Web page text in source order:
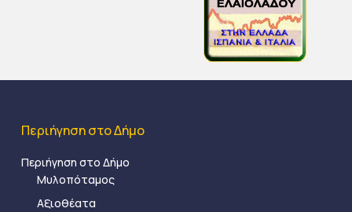
Περιήγηση στο Δήμο
Περιήγηση στο Δήμο
Μυλοπόταμος
Αξιοθέατα